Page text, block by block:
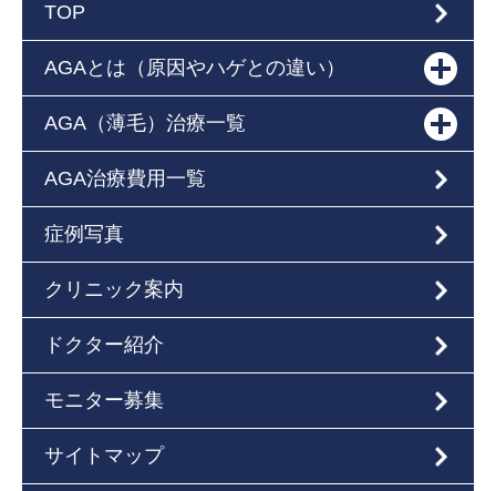
TOP
AGAとは（原因やハゲとの違い）
AGA（薄毛）治療一覧
AGA治療費用一覧
症例写真
クリニック案内
ドクター紹介
モニター募集
サイトマップ